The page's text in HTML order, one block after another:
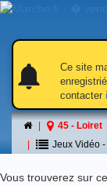
notifications
notifications
Ce site
contacter
45 - Loiret
Jeux Vidéo
á
Vous trouverez sur